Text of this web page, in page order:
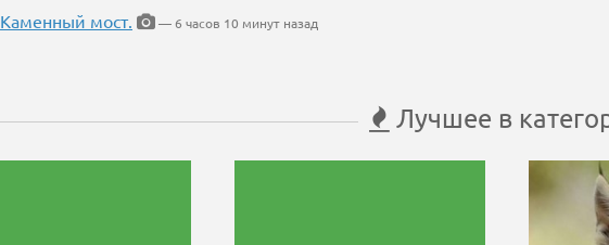
Каменный мост. — 6 часов 10 минут назад
Лучшее в